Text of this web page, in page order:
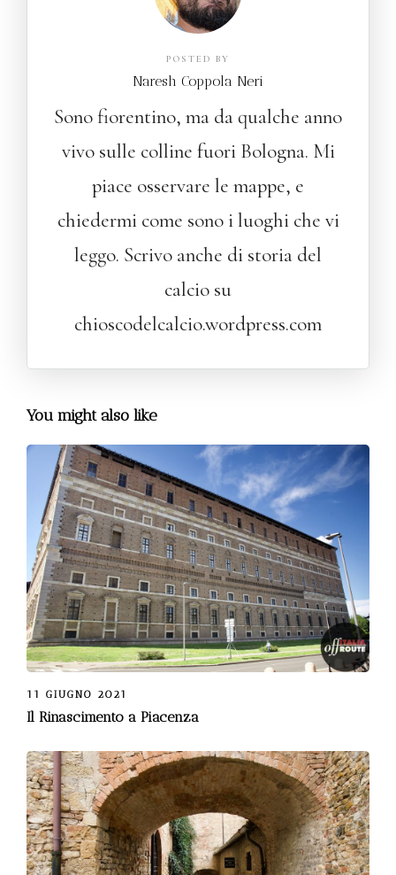
POSTED BY
Naresh Coppola Neri
Sono fiorentino, ma da qualche anno
vivo sulle colline fuori Bologna. Mi
piace osservare le mappe, e
chiedermi come sono i luoghi che vi
leggo. Scrivo anche di storia del
calcio su
chioscodelcalcio.wordpress.com
You might also like
11 GIUGNO 2021
Il Rinascimento a Piacenza